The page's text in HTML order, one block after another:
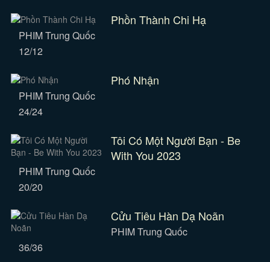
Phồn Thành Chi Hạ
PHIM Trung Quốc
12/12
Phó Nhận
PHIM Trung Quốc
24/24
Tôi Có Một Người Bạn - Be
With You 2023
PHIM Trung Quốc
20/20
Cửu Tiêu Hàn Dạ Noãn
PHIM Trung Quốc
36/36